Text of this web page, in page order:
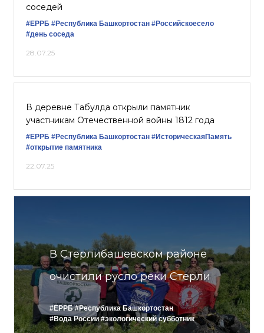
соседей
#ЕРРБ #Республика Башкортостан #Российскоесело
#день соседа
28.07.25
В деревне Табулда открыли памятник
участникам Отечественной войны 1812 года
#ЕРРБ #Республика Башкортостан #ИсторическаяПамять
#открытие памятника
22.07.25
В Стерлибашевском районе
очистили русло реки Стерли
#ЕРРБ #Республика Башкортостан
#Вода России #экологический субботник